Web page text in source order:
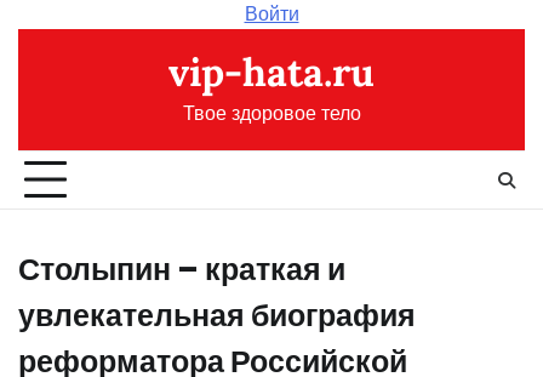
Войти
vip-hata.ru
Твое здоровое тело
Столыпин – краткая и
увлекательная биография
реформатора Российской